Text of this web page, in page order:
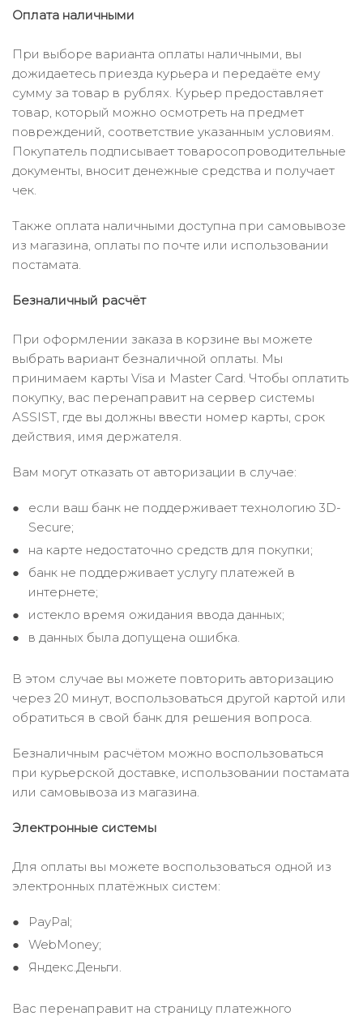
Оплата наличными
При выборе варианта оплаты наличными, вы
дожидаетесь приезда курьера и передаёте ему
сумму за товар в рублях. Курьер предоставляет
товар, который можно осмотреть на предмет
повреждений, соответствие указанным условиям.
Покупатель подписывает товаросопроводительные
документы, вносит денежные средства и получает
чек.
Также оплата наличными доступна при самовывозе
из магазина, оплаты по почте или использовании
постамата.
Безналичный расчёт
При оформлении заказа в корзине вы можете
выбрать вариант безналичной оплаты. Мы
принимаем карты Visa и Master Card. Чтобы оплатить
покупку, вас перенаправит на сервер системы
ASSIST, где вы должны ввести номер карты, срок
действия, имя держателя.
Вам могут отказать от авторизации в случае:
если ваш банк не поддерживает технологию 3D-
Secure;
на карте недостаточно средств для покупки;
банк не поддерживает услугу платежей в
интернете;
истекло время ожидания ввода данных;
в данных была допущена ошибка.
В этом случае вы можете повторить авторизацию
через 20 минут, воспользоваться другой картой или
обратиться в свой банк для решения вопроса.
Безналичным расчётом можно воспользоваться
при курьерской доставке, использовании постамата
или самовывоза из магазина.
Электронные системы
Для оплаты вы можете воспользоваться одной из
электронных платёжных систем:
PayPal;
WebMoney;
Яндекс.Деньги.
Вас перенаправит на страницу платежного